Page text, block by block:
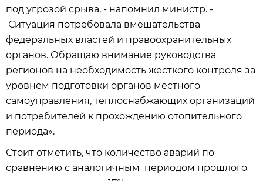
под угрозой срыва, - напомнил министр. -
Ситуация потребовала вмешательства
федеральных властей и правоохранительных
органов. Обращаю внимание руководства
регионов на необходимость жесткого контроля за
уровнем подготовки органов местного
самоуправления, теплоснабжающих организаций
и потребителей к прохождению отопительного
периода».
Стоит отметить, что количество аварий по
сравнению с аналогичным периодом прошлого